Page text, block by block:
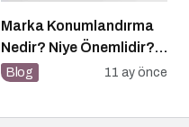
Marka Konumlandırma
Nedir? Niye Önemlidir?
Nasıl Yapılır?
Blog 11 ay önce